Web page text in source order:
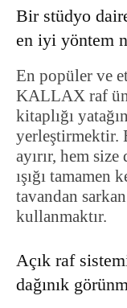
Bir stüdyo
en iyi yöntem
En popüler ve
KALLAX raf
kitaplığı
yerleştirmektir.
ayırır, hem
ışığı tamamen
tavandan
kullanmaktır.
Açık raf
dağınık